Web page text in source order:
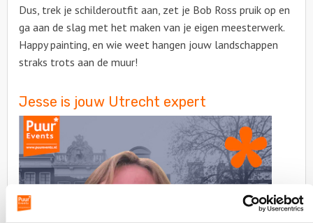
Dus, trek je schilderoutfit aan, zet je Bob Ross pruik op en
ga aan de slag met het maken van je eigen meesterwerk.
Happy painting, en wie weet hangen jouw landschappen
straks trots aan de muur!
Jesse is jouw Utrecht expert